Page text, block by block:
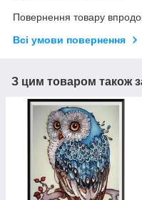
Повернення товару
Всі умови повернення
З цим товаром також